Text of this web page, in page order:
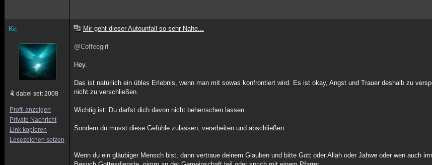
Kc
dabei seit 2008
Profil anzeigen
Private Nachricht
Link kopieren
Lesezeichen setzen
Mir geht dieser Autounfall so sehr Nahe...
@Coffeegirl
Hey.
Das ist natürlich ein übles Erlebnis, wenn man mit sowas konfrontiert wird. Es ist okay, Angst und Trauer deshalb zu
nicht zu verschließen.
Wichtig ist: Du darfst dich davon nicht beherrschen lassen.
Sondern du musst diese Gefühle zulassen, verarbeiten und abschließen.
Wenn du ein gläubiger Mensch bist, dann vertraue deinem Glauben und bitte Gott oder Allah oder Jahwe oder wen auch